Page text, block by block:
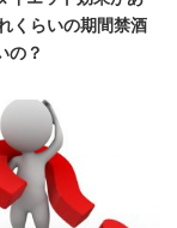
くらいの期間禁酒
の？